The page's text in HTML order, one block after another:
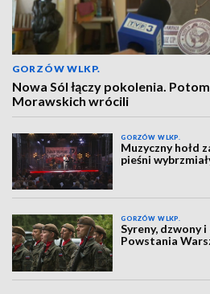
GORZÓW WLKP.
Nowa Sól łączy pokolenia.
Morawskich wrócili
GORZÓW WLKP.
Muzyczny hołd
pieśni
GORZÓW WLKP.
Syreny, dzwony
Powstania